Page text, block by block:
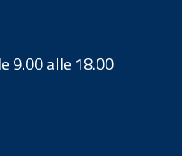
9.00 alle 18.00